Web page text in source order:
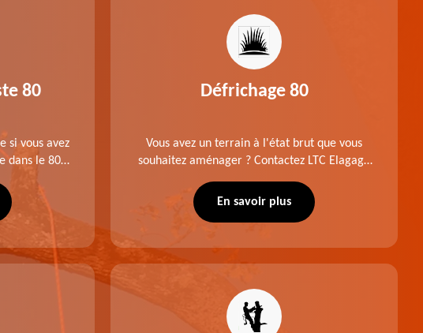
80
dans le 80
exécutée
un
équipe.
Défrichage 80
Vous avez un terrain à l'état brut que vous
souhaitez aménager ? Contactez LTC Elagage
80 Somme. Travail suivant les règles de l'art.
En savoir plus